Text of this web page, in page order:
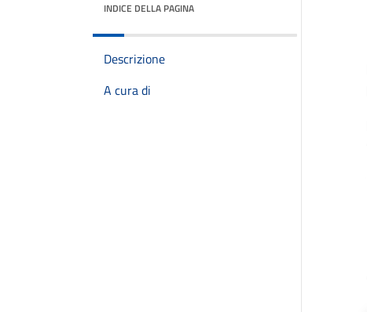
INDICE DELLA PAGINA
Descrizione
A cura di